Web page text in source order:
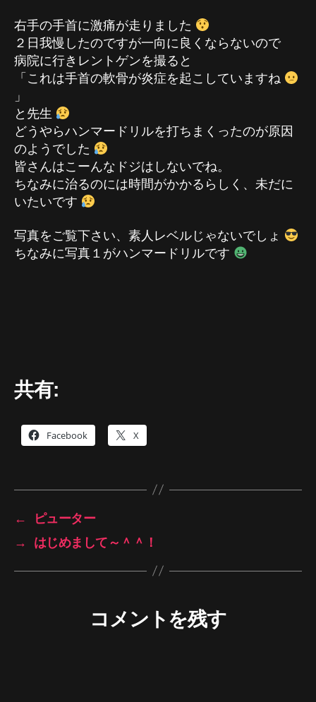
右手の手首に激痛が走りました
２日我慢したのですが一向に良くならないので
病院に行きレントゲンを撮ると
「これは手首の軟骨が炎症を起こしていますね
」
と先生
どうやらハンマードリルを打ちまくったのが原因
のようでした
皆さんはこーんなドジはしないでね。
ちなみに治るのには時間がかかるらしく、未だに
いたいです
写真をご覧下さい、素人レベルじゃないでしょ
ちなみに写真１がハンマードリルです
共有:
Facebook X
←
ピューター
→
はじめまして～＾＾！
コメントを残す